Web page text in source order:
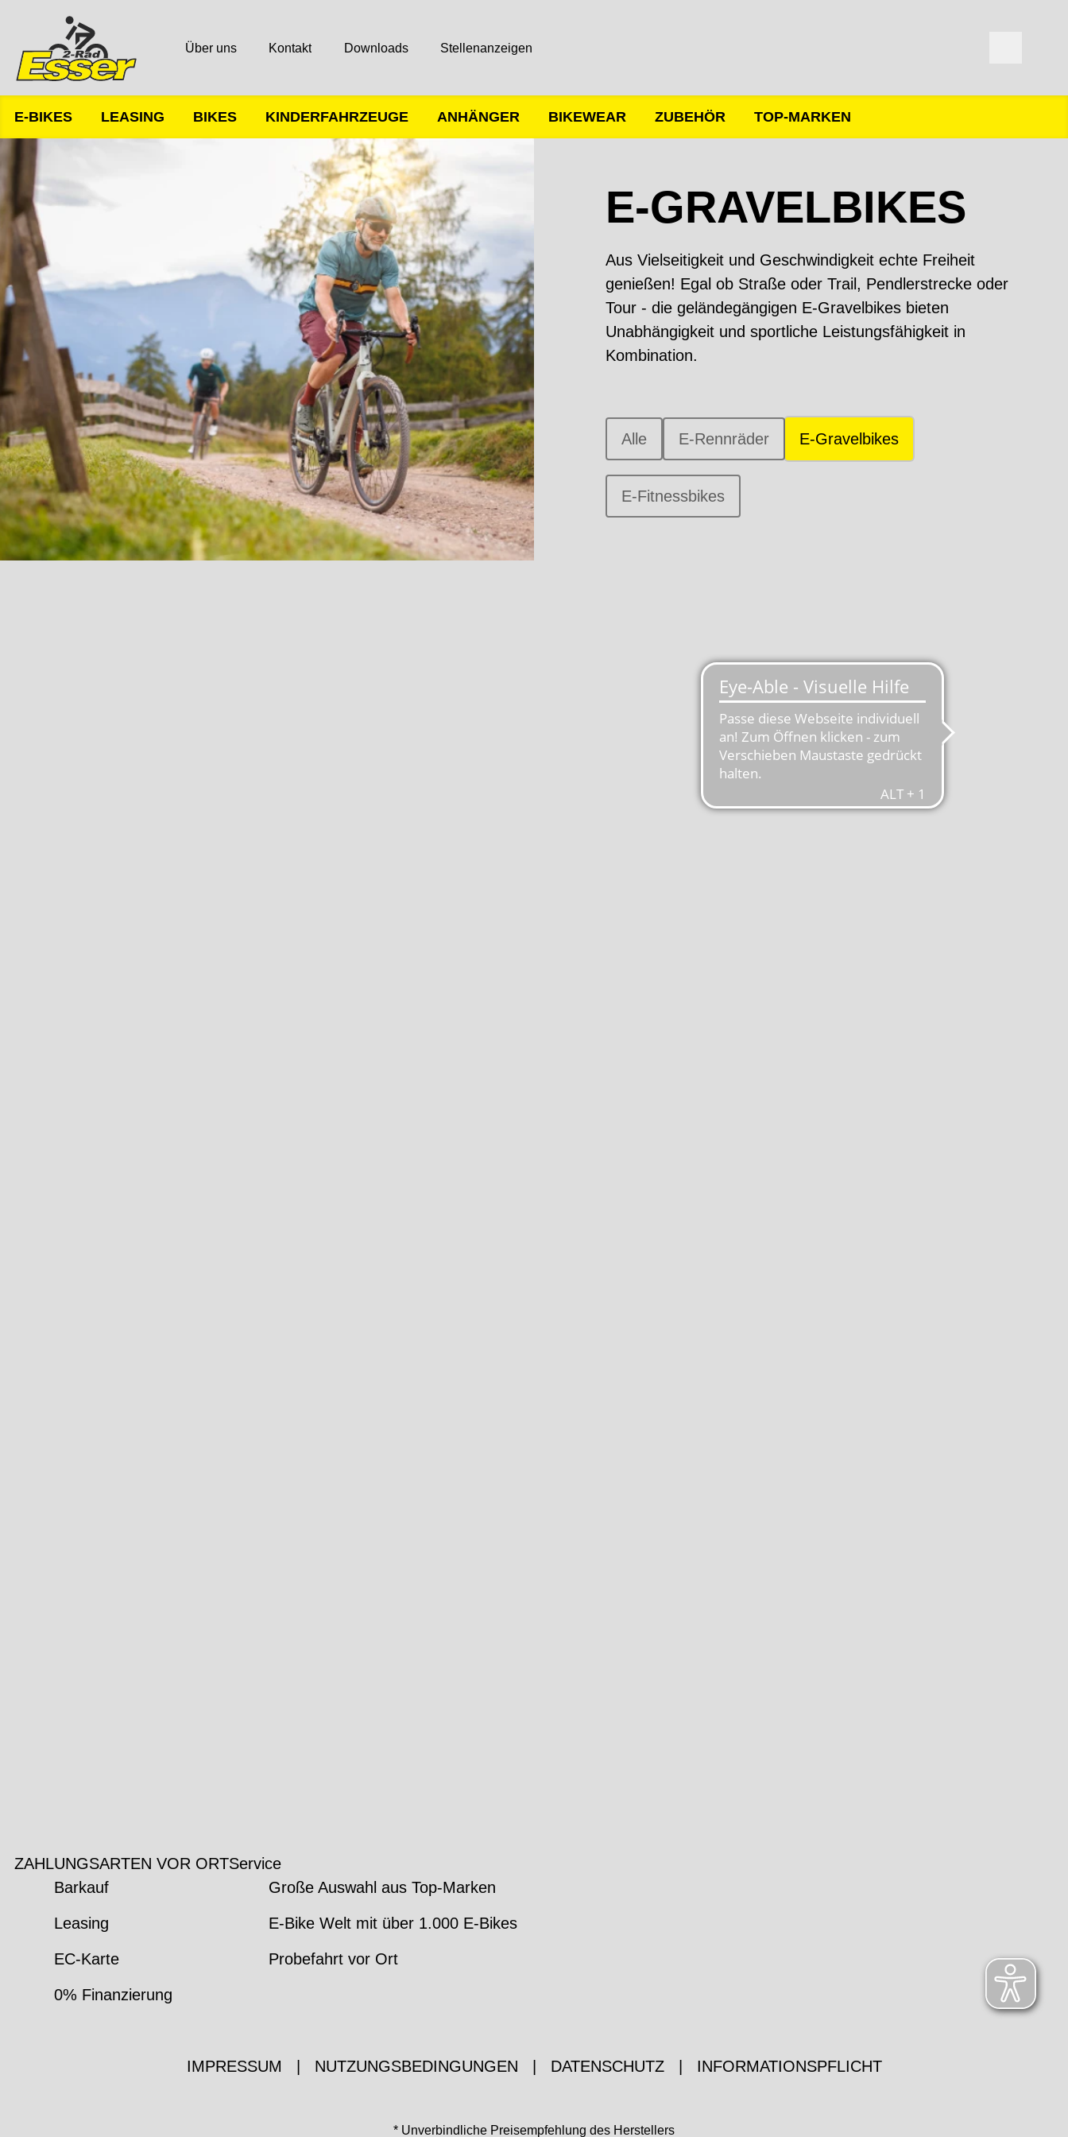
Über uns Kontakt Downloads Stellenanzeigen
E-BIKES LEASING BIKES KINDERFAHRZEUGE ANHÄNGER BIKEWEAR ZUBEHÖR TOP-MARKEN
E-GRAVELBIKES
Aus Vielseitigkeit und Geschwindigkeit echte Freiheit
genießen! Egal ob Straße oder Trail, Pendlerstrecke oder
Tour - die geländegängigen E-Gravelbikes bieten
Unabhängigkeit und sportliche Leistungsfähigkeit in
Kombination.
Alle E-Rennräder E-Gravelbikes
E-Fitnessbikes
ZAHLUNGSARTEN VOR ORT
Barkauf
Leasing
EC-Karte
0% Finanzierung
Service
Große Auswahl aus Top-Marken
E-Bike Welt mit über 1.000 E-Bikes
Probefahrt vor Ort
IMPRESSUM NUTZUNGSBEDINGUNGEN DATENSCHUTZ INFORMATIONSPFLICHT
* Unverbindliche Preisempfehlung des Herstellers